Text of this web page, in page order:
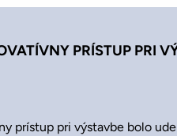
PRÍSTUP PRI
prístup pri výstavbe bolo